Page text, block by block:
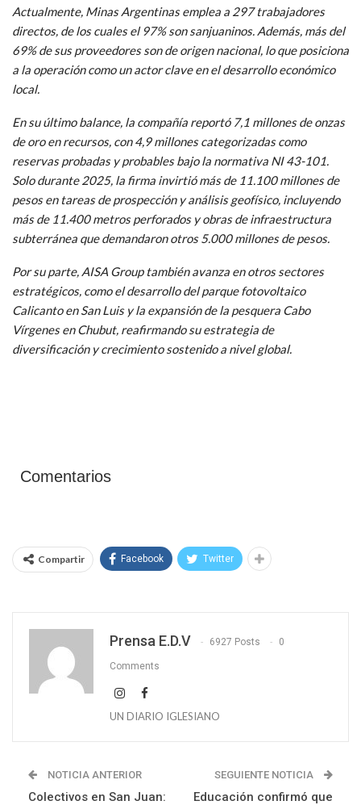
Actualmente, Minas Argentinas emplea a 297 trabajadores
directos, de los cuales el 97% son sanjuaninos. Además, más del
69% de sus proveedores son de origen nacional, lo que posiciona
a la operación como un actor clave en el desarrollo económico
local.
En su último balance, la compañía reportó 7,1 millones de onzas
de oro en recursos, con 4,9 millones categorizadas como
reservas probadas y probables bajo la normativa NI 43-101.
Solo durante 2025, la firma invirtió más de 11.100 millones de
pesos en tareas de prospección y análisis geofísico, incluyendo
más de 11.400 metros perforados y obras de infraestructura
subterránea que demandaron otros 5.000 millones de pesos.
Por su parte, AISA Group también avanza en otros sectores
estratégicos, como el desarrollo del parque fotovoltaico
Calicanto en San Luis y la expansión de la pesquera Cabo
Vírgenes en Chubut, reafirmando su estrategia de
diversificación y crecimiento sostenido a nivel global.
Comentarios
Compartir Facebook Twitter
Prensa E.D.V 6927 Posts 0
Comments
UN DIARIO IGLESIANO
NOTICIA ANTERIOR
Colectivos en San Juan:
SEGUIENTE NOTICIA
Educación confirmó que